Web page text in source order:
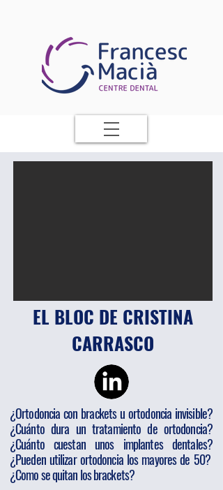
EL BLOC DE CRISTINA
CARRASCO
¿Ortodoncia con brackets u ortodoncia invisible?
¿Cuánto dura un tratamiento de ortodoncia?
¿Cuánto cuestan unos implantes dentales?
¿Pueden utilizar ortodoncia los mayores de 50?
¿Como se quitan los brackets?